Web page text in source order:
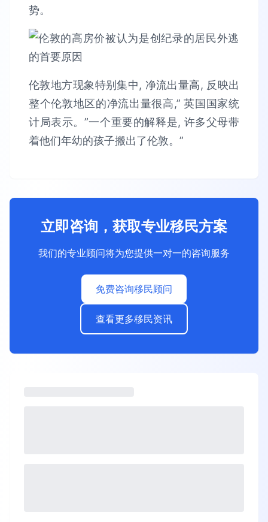
势。
伦敦地方现象特别集中, 净流出量高, 反映出
整个伦敦地区的净流出量很高,” 英国国家统
计局表示。”一个重要的解释是, 许多父母带
着他们年幼的孩子搬出了伦敦。”
立即咨询，获取专业移民方案
我们的专业顾问将为您提供一对一的咨询服务
免费咨询移民顾问
查看更多移民资讯